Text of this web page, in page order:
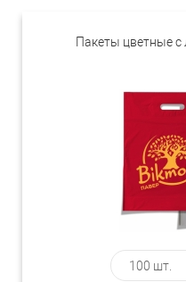
Пакеты цветные